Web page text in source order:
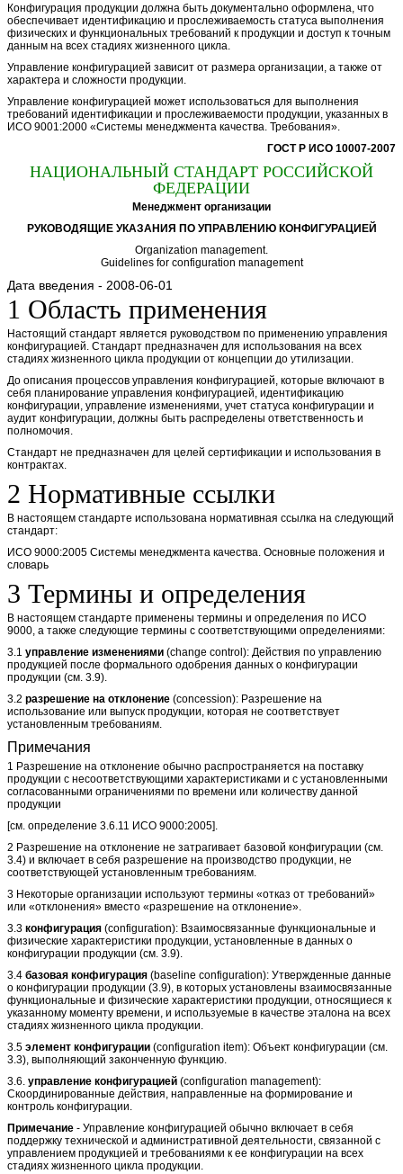
Конфигурация продукции должна быть документально оформлена, что
обеспечивает идентификацию и прослеживаемость статуса выполнения
физических и функциональных требований к продукции и доступ к точным
данным на всех стадиях жизненного цикла.
Управление конфигурацией зависит от размера организации, а также от
характера и сложности продукции.
Управление конфигурацией может использоваться для выполнения
требований идентификации и прослеживаемости продукции, указанных в
ИСО 9001:2000 «Системы менеджмента качества. Требования».
ГОСТ Р ИСО 10007-2007
НАЦИОНАЛЬНЫЙ СТАНДАРТ РОССИЙСКОЙ
ФЕДЕРАЦИИ
Менеджмент организации
РУКОВОДЯЩИЕ УКАЗАНИЯ ПО УПРАВЛЕНИЮ КОНФИГУРАЦИЕЙ
Organization management.
Guidelines for configuration management
Дата введения - 2008-06-01
1 Область применения
Настоящий стандарт является руководством по применению управления
конфигурацией. Стандарт предназначен для использования на всех
стадиях жизненного цикла продукции от концепции до утилизации.
До описания процессов управления конфигурацией, которые включают в
себя планирование управления конфигурацией, идентификацию
конфигурации, управление изменениями, учет статуса конфигурации и
аудит конфигурации, должны быть распределены ответственность и
полномочия.
Стандарт не предназначен для целей сертификации и использования в
контрактах.
2 Нормативные ссылки
В настоящем стандарте использована нормативная ссылка на следующий
стандарт:
ИСО 9000:2005 Системы менеджмента качества. Основные положения и
словарь
3 Термины и определения
В настоящем стандарте применены термины и определения по ИСО
9000, а также следующие термины с соответствующими определениями:
3.1 управление изменениями (change control): Действия по управлению
продукцией после формального одобрения данных о конфигурации
продукции (см. 3.9).
3.2 разрешение на отклонение (concession): Разрешение на
использование или выпуск продукции, которая не соответствует
установленным требованиям.
Примечания
1 Разрешение на отклонение обычно распространяется на поставку
продукции с несоответствующими характеристиками и с установленными
согласованными ограничениями по времени или количеству данной
продукции
[см. определение 3.6.11 ИСО 9000:2005].
2 Разрешение на отклонение не затрагивает базовой конфигурации (см.
3.4) и включает в себя разрешение на производство продукции, не
соответствующей установленным требованиям.
3 Некоторые организации используют термины «отказ от требований»
или «отклонения» вместо «разрешение на отклонение».
3.3 конфигурация (configuration): Взаимосвязанные функциональные и
физические характеристики продукции, установленные в данных о
конфигурации продукции (см. 3.9).
3.4 базовая конфигурация (baseline configuration): Утвержденные данные
о конфигурации продукции (3.9), в которых установлены взаимосвязанные
функциональные и физические характеристики продукции, относящиеся к
указанному моменту времени, и используемые в качестве эталона на всех
стадиях жизненного цикла продукции.
3.5 элемент конфигурации (configuration item): Объект конфигурации (см.
3.3), выполняющий законченную функцию.
3.6. управление конфигурацией (configuration management):
Скоординированные действия, направленные на формирование и
контроль конфигурации.
Примечание - Управление конфигурацией обычно включает в себя
поддержку технической и административной деятельности, связанной с
управлением продукцией и требованиями к ее конфигурации на всех
стадиях жизненного цикла продукции.